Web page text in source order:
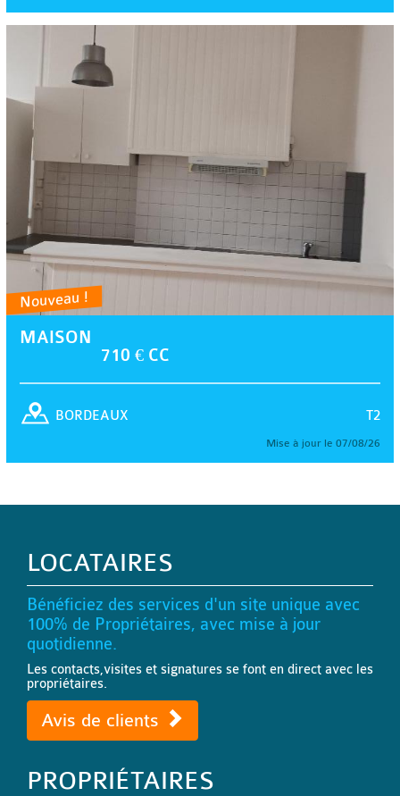
Nouveau !
MAISON
710 € CC
T2
BORDEAUX
Mise à jour le 07/08/26
LOCATAIRES
Bénéficiez des services d'un site unique avec
100% de Propriétaires, avec mise à jour
quotidienne.
Les contacts,visites et signatures se font en direct avec les
propriétaires.
Avis de clients
PROPRIÉTAIRES